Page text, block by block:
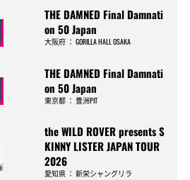
THE DAMNED Final Damnati
on 50 Japan
大阪府 ：GORILLA HALL OSAKA
THE DAMNED Final Damnati
on 50 Japan
東京都 ：豊洲PIT
the WILD ROVER presents S
KINNY LISTER JAPAN TOUR
2026
愛知県 ：新栄シャングリラ